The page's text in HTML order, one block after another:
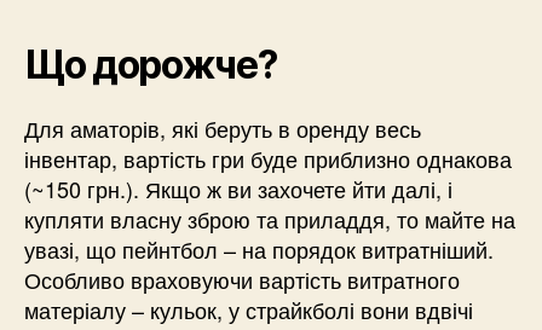
Що дорожче?
Для аматорів, які беруть в оренду весь
інвентар, вартість гри буде приблизно однакова
(~150 грн.). Якщо ж ви захочете йти далі, і
купляти власну зброю та приладдя, то майте на
увазі, що пейнтбол – на порядок витратніший.
Особливо враховуючи вартість витратного
матеріалу – кульок, у страйкболі вони вдвічі